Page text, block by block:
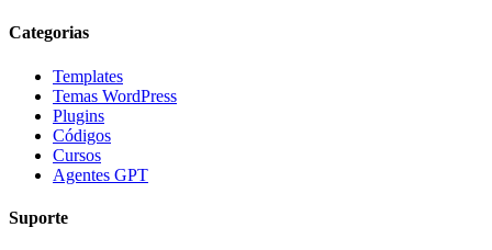
Categorias
Templates
Temas WordPress
Plugins
Códigos
Cursos
Agentes GPT
Suporte